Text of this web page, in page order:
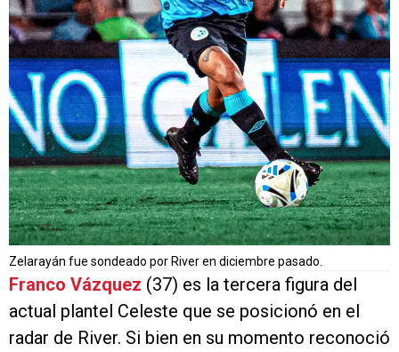
Zelarayán fue sondeado por River en diciembre pasado.
Franco Vázquez (37) es la tercera figura del
actual plantel Celeste que se posicionó en el
radar de River. Si bien en su momento reconoció